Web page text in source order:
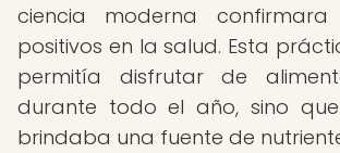
ciencia moderna
positivos en la salud. Esta
permitía disfrutar de
durante todo el año, sino
brindaba una fuente de